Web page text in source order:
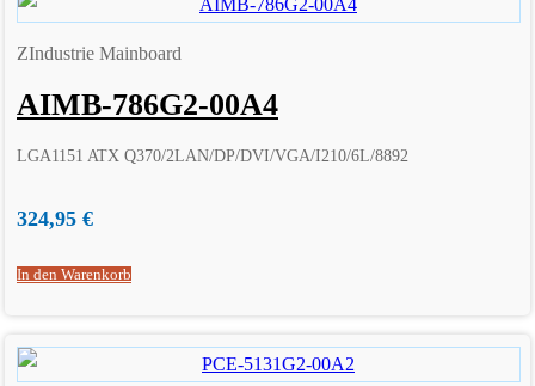
ZIndustrie Mainboard
AIMB-786G2-00A4
LGA1151 ATX Q370/2LAN/DP/DVI/VGA/I210/6L/8892
324,95 €
In den Warenkorb